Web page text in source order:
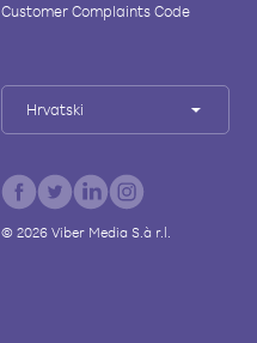
Customer Complaints Code
Hrvatski
© 2026Viber Media S.à r.l.